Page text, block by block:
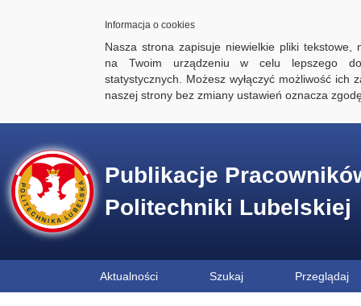
Informacja o cookies
Nasza strona zapisuje niewielkie pliki tekstowe,
na Twoim urządzeniu w celu lepszego
statystycznych. Możesz wyłączyć możliwość ich
naszej strony bez zmiany ustawień oznacza
Publikacje
Politechniki Lubelskiej
Aktualności Szukaj Przeglądaj